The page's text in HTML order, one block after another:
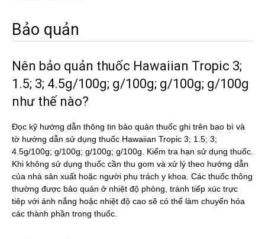
Bảo quản
Nên bảo quản thuốc Hawaiian Tropic 3;
1.5; 3; 4.5g/100g; g/100g; g/100g; g/100g
như thế nào?
Đọc kỹ hướng dẫn thông tin bảo quản thuốc ghi trên bao bì và
tờ hướng dẫn sử dụng thuốc Hawaiian Tropic 3; 1.5; 3;
4.5g/100g; g/100g; g/100g; g/100g. Kiểm tra hạn sử dụng thuốc.
Khi không sử dụng thuốc cần thu gom và xử lý theo hướng dẫn
của nhà sản xuất hoặc người phụ trách y khoa. Các thuốc thông
thường được bảo quản ở nhiệt độ phòng, tránh tiếp xúc trực
tiêp với ánh nắng hoặc nhiệt độ cao sẽ có thể làm chuyển hóa
các thành phần trong thuốc.